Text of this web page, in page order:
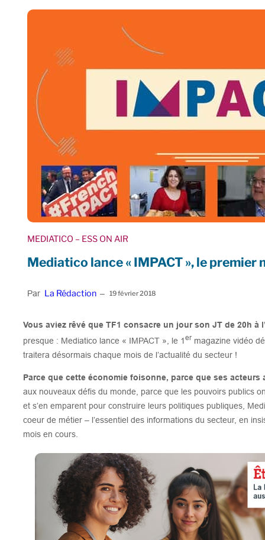
MEDIATICO – ESS ON AIR
Mediatico lance « IMPACT », le premier
Par La Rédaction – 19 février 2018
Vous aviez rêvé que TF1 consacre un jour son JT de 20h à
presque : Mediatico lance « IMPACT », le 1er magazine vidéo
traitera désormais chaque mois de l’actualité du secteur !
Parce que cette économie foisonne, parce que ses
aux nouveaux défis du monde, parce que les pouvoirs publics
et s’en emparent pour construire leurs politiques publiques,
coeur de métier – l’essentiel des informations du secteur, en
mois en cours.